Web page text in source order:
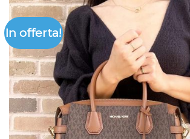
In offerta!